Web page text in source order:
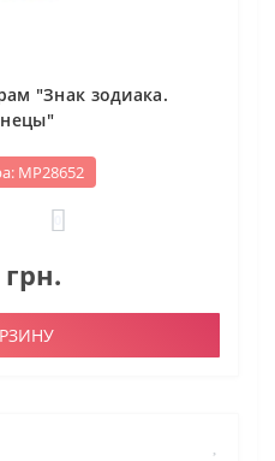
"Знак зодиака.
МР28652